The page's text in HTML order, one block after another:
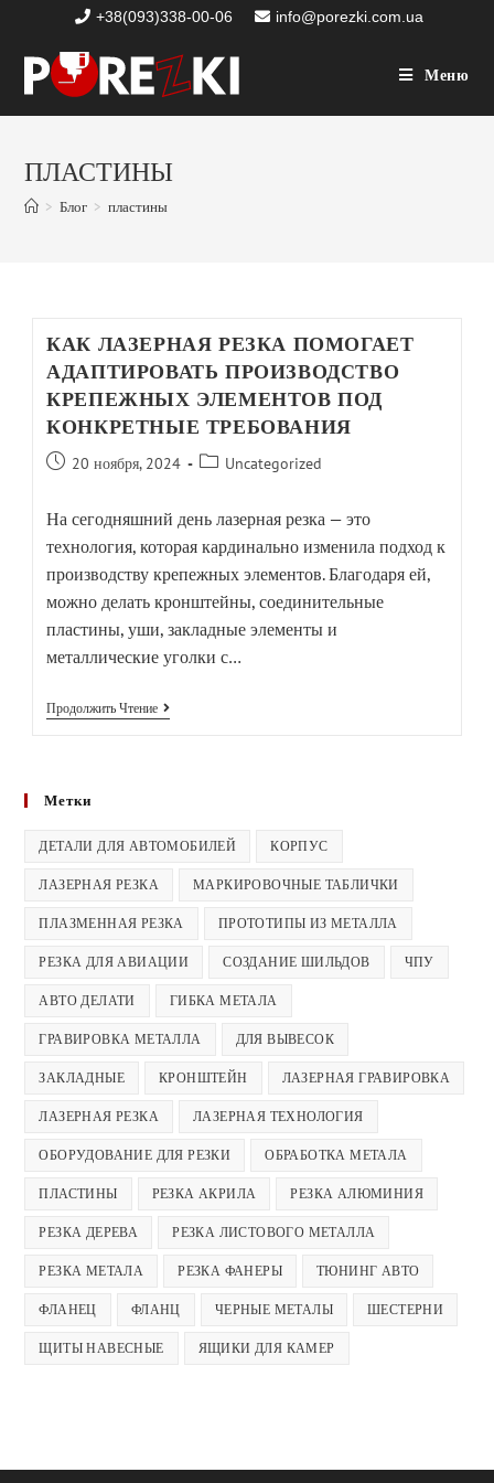
+38(093)338-00-06 info@porezki.com.ua
Меню
ПЛАСТИНЫ
> Блог > пластины
КАК ЛАЗЕРНАЯ РЕЗКА ПОМОГАЕТ
АДАПТИРОВАТЬ ПРОИЗВОДСТВО
КРЕПЕЖНЫХ ЭЛЕМЕНТОВ ПОД
КОНКРЕТНЫЕ ТРЕБОВАНИЯ
20 ноября, 2024 Uncategorized
На сегодняшний день лазерная резка — это
технология, которая кардинально изменила подход к
производству крепежных элементов. Благодаря ей,
можно делать кронштейны, соединительные
пластины, уши, закладные элементы и
металлические уголки с…
Продолжить Чтение
Метки
ДЕТАЛИ ДЛЯ АВТОМОБИЛЕЙ КОРПУС
ЛАЗЕРНАЯ РЕЗКА МАРКИРОВОЧНЫЕ ТАБЛИЧКИ
ПЛАЗМЕННАЯ РЕЗКА ПРОТОТИПЫ ИЗ МЕТАЛЛА
РЕЗКА ДЛЯ АВИАЦИИ СОЗДАНИЕ ШИЛЬДОВ ЧПУ
АВТО ДЕЛАТИ ГИБКА МЕТАЛА
ГРАВИРОВКА МЕТАЛЛА ДЛЯ ВЫВЕСОК
ЗАКЛАДНЫЕ КРОНШТЕЙН ЛАЗЕРНАЯ ГРАВИРОВКА
ЛАЗЕРНАЯ РЕЗКА ЛАЗЕРНАЯ ТЕХНОЛОГИЯ
ОБОРУДОВАНИЕ ДЛЯ РЕЗКИ ОБРАБОТКА МЕТАЛА
ПЛАСТИНЫ РЕЗКА АКРИЛА РЕЗКА АЛЮМИНИЯ
РЕЗКА ДЕРЕВА РЕЗКА ЛИСТОВОГО МЕТАЛЛА
РЕЗКА МЕТАЛА РЕЗКА ФАНЕРЫ ТЮНИНГ АВТО
ФЛАНЕЦ ФЛАНЦ ЧЕРНЫЕ МЕТАЛЫ ШЕСТЕРНИ
ЩИТЫ НАВЕСНЫЕ ЯЩИКИ ДЛЯ КАМЕР